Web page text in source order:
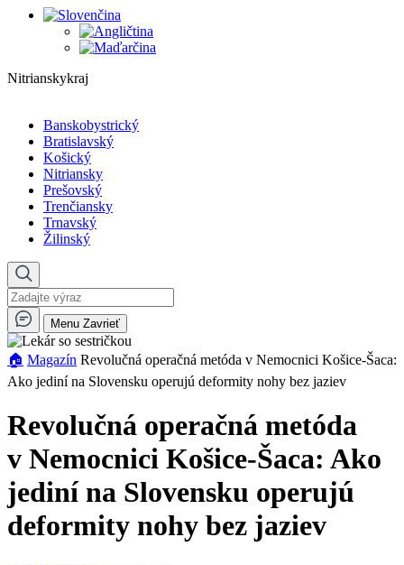
Nitrianskykraj
Banskobystrický
Bratislavský
Košický
Nitriansky
Prešovský
Trenčiansky
Trnavský
Žilinský
Menu Zavrieť
🏠︎ Magazín Revolučná operačná metóda v Nemocnici Košice-Šaca:
Ako jediní na Slovensku operujú deformity nohy bez jaziev
Revolučná operačná metóda
v Nemocnici Košice-Šaca: Ako
jediní na Slovensku operujú
deformity nohy bez jaziev